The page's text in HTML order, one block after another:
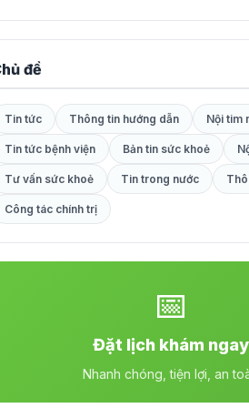
đề
Tin tức Thông tin hướng dẫn Nội tim
Tin tức bệnh viện Bản tin sức khoẻ
Tư vấn sức khoẻ Tin trong nước
Công tác chính trị
📅
Đặt lịch khám ngay
Nhanh chóng, tiện lợi, an